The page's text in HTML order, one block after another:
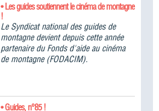
• Les guides soutiennent le cinéma de montagne
!
Le Syndicat national des guides de
montagne devient depuis cette année
partenaire du Fonds d'aide au cinéma
de montagne (FODACIM).
• Guides, n°85 !